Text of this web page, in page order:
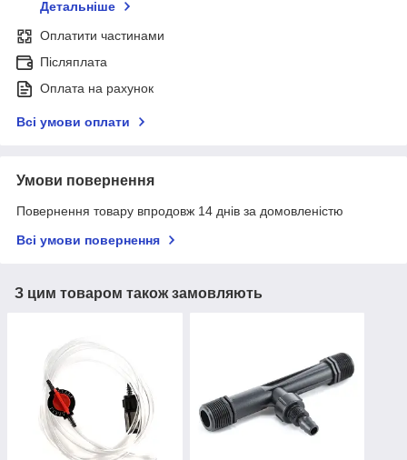
Детальніше
Оплатити частинами
Післяплата
Оплата на рахунок
Всі умови оплати
Умови повернення
Повернення товару впродовж 14 днів за домовленістю
Всі умови повернення
З цим товаром також замовляють